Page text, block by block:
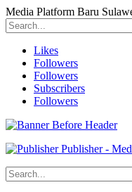
Media Platform Baru
Likes
Followers
Followers
Subscribers
Followers
Publisher -